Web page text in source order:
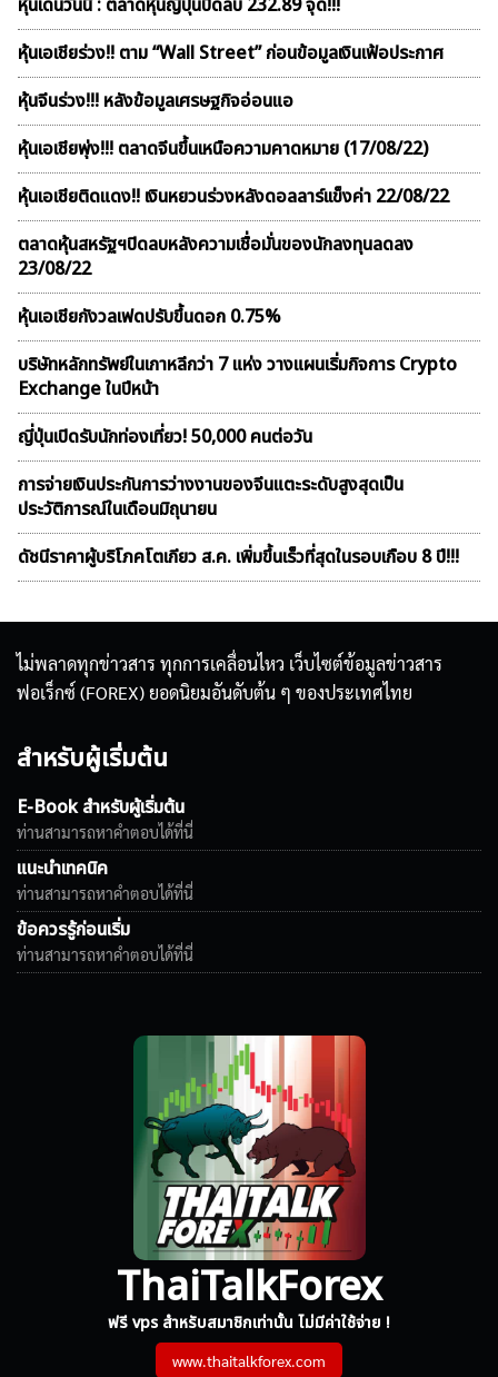
หุ้นเด่นวันนี้ : ตลาดหุ้นญี่ปุ่นปิดลบ 232.89 จุด!!!
หุ้นเอเชียร่วง!! ตาม “Wall Street” ก่อนข้อมูลเงินเฟ้อประกาศ
หุ้นจีนร่วง!!! หลังข้อมูลเศรษฐกิจอ่อนแอ
หุ้นเอเชียพุ่ง!!! ตลาดจีนขึ้นเหนือความคาดหมาย (17/08/22)
หุ้นเอเชียติดแดง!! เงินหยวนร่วงหลังดอลลาร์เเข็งค่า 22/08/22
ตลาดหุ้นสหรัฐฯปิดลบหลังความเชื่อมั่นของนักลงทุนลดลง
23/08/22
หุ้นเอเชียกังวลเฟดปรับขึ้นดอก 0.75%
บริษัทหลักทรัพย์ในเกาหลีกว่า 7 แห่ง วางแผนเริ่มกิจการ Crypto
Exchange ในปีหน้า
ญี่ปุ่นเปิดรับนักท่องเที่ยว! 50,000 คนต่อวัน
การจ่ายเงินประกันการว่างงานของจีนแตะระดับสูงสุดเป็น
ประวัติการณ์ในเดือนมิถุนายน
ดัชนีราคาผู้บริโภคโตเกียว ส.ค. เพิ่มขึ้นเร็วที่สุดในรอบเกือบ 8 ปี!!!
ไม่พลาดทุกข่าวสาร ทุกการเคลื่อนไหว เว็บไซต์ข้อมูลข่าวสาร
ฟอเร็กซ์ (FOREX) ยอดนิยมอันดับต้น ๆ ของประเทศไทย
สำหรับผู้เริ่มต้น
E-Book สำหรับผู้เริ่มต้น
ท่านสามารถหาคำตอบได้ที่นี่
แนะนำเทคนิค
ท่านสามารถหาคำตอบได้ที่นี่
ข้อควรรู้ก่อนเริ่ม
ท่านสามารถหาคำตอบได้ที่นี่
ThaiTalkForex
ฟรี vps สำหรับสมาชิกเท่านั้น ไม่มีค่าใช้จ่าย !
www.thaitalkforex.com